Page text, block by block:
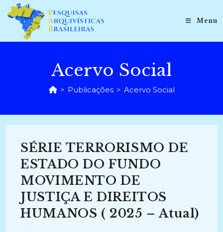
para
conteúdo
Menu
Acervo Social
> Publicações > Acervo Social
SÉRIE TERRORISMO DE
ESTADO DO FUNDO
MOVIMENTO DE
JUSTIÇA E DIREITOS
HUMANOS ( 2025 – Atual)